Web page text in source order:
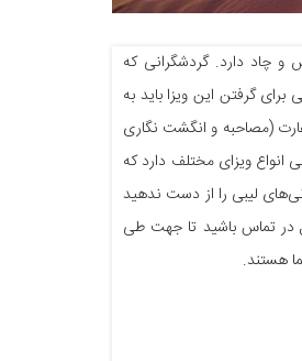
و چاد دارد. گردشگرانی که
گرفتن این ویزا باید به
(مصاحبه و انگشت نگاری
انواع ویزای مختلف دارد که
لیبی را از دست ندهید
در تماس باشید تا جهت طی